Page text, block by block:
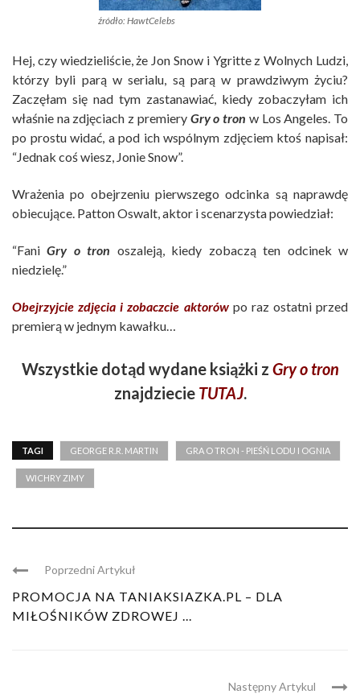
źródło: HawtCelebs
Hej, czy wiedzieliście, że Jon Snow i Ygritte z Wolnych Ludzi,
którzy byli parą w serialu, są parą w prawdziwym życiu?
Zaczęłam się nad tym zastanawiać, kiedy zobaczyłam ich
właśnie na zdjęciach z premiery Gry o tron w Los Angeles. To
po prostu widać, a pod ich wspólnym zdjęciem ktoś napisał:
“Jednak coś wiesz, Jonie Snow”.
Wrażenia po obejrzeniu pierwszego odcinka są naprawdę
obiecujące. Patton Oswalt, aktor i scenarzysta powiedział:
“FaniGry o tron oszaleją, kiedy zobaczą ten odcinek w
niedzielę.”
Obejrzyjcie zdjęcia i zobaczcie aktorówpo raz ostatni przed
premierą w jednym kawałku…
Wszystkie dotąd wydane książki z Gry o tron
znajdziecie TUTAJ.
TAGI GEORGE R.R. MARTIN GRA O TRON - PIEŚŃ LODU I OGNIA
WICHRY ZIMY
Poprzedni Artykuł
PROMOCJA NA TANIAKSIAZKA.PL – DLA
MIŁOŚNIKÓW ZDROWEJ ...
Następny Artykul